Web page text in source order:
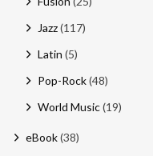
Jazz(117)
Latin (5)
Pop-Rock(48)
World Music(19)
eBook(38)